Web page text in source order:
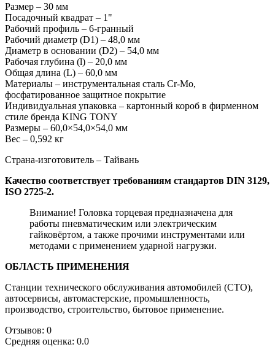
Размер – 30 мм
Посадочный квадрат – 1"
Рабочий профиль – 6-гранный
Рабочий диаметр (D1) – 48,0 мм
Диаметр в основании (D2) – 54,0 мм
Рабочая глубина (l) – 20,0 мм
Общая длина (L) – 60,0 мм
Материалы – инструментальная сталь Cr-Mo,
фосфатированное защитное покрытие
Индивидуальная упаковка – картонный короб в фирменном
стиле бренда KING TONY
Размеры – 60,0×54,0×54,0 мм
Вес – 0,592 кг
Страна-изготовитель – Тайвань
Качество соответствует требованиям стандартов DIN 3129,
ISO 2725-2.
Внимание! Головка торцевая предназначена для
работы пневматическим или электрическим
гайковёртом, а также прочими инструментами или
методами с применением ударной нагрузки.
ОБЛАСТЬ ПРИМЕНЕНИЯ
Станции технического обслуживания автомобилей (СТО),
автосервисы, автомастерские, промышленность,
производство, строительство, бытовое применение.
Отзывов: 0
Средняя оценка: 0.0